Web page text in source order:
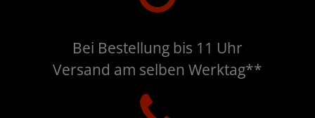
Bei Bestellung bis 11 Uhr
Versand am selben Werktag**